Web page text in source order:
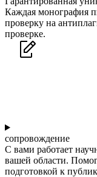
Каждая монография
проверку на
проверке.
сопровождение
С вами работает
вашей области.
подготовкой к